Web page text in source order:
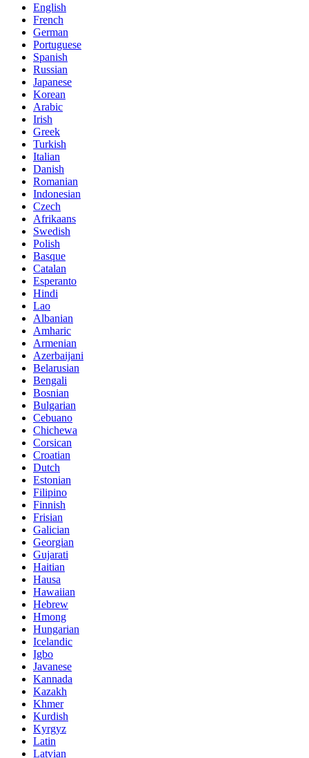
English
French
German
Portuguese
Spanish
Russian
Japanese
Korean
Arabic
Irish
Greek
Turkish
Italian
Danish
Romanian
Indonesian
Czech
Afrikaans
Swedish
Polish
Basque
Catalan
Esperanto
Hindi
Lao
Albanian
Amharic
Armenian
Azerbaijani
Belarusian
Bengali
Bosnian
Bulgarian
Cebuano
Chichewa
Corsican
Croatian
Dutch
Estonian
Filipino
Finnish
Frisian
Galician
Georgian
Gujarati
Haitian
Hausa
Hawaiian
Hebrew
Hmong
Hungarian
Icelandic
Igbo
Javanese
Kannada
Kazakh
Khmer
Kurdish
Kyrgyz
Latin
Latvian